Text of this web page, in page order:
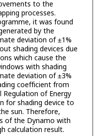
to the
processes.
it was found
by the
deviation of ±1%
shading devices due
which cause the
with shading
deviation of ±3%
coefficient from
of Energy
for shading device to
sun. Therefore,
of the Dynamo with
calculation result.